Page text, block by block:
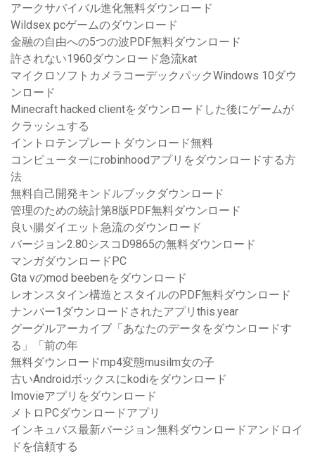
アークサバイバル進化無料ダウンロード
Wildsex pcゲームのダウンロード
金融の自由への5つの波PDF無料ダウンロード
許されない1960ダウンロード急流kat
マイクロソフトカメラコーデックパックWindows 10ダウ
ンロード
Minecraft hacked clientをダウンロードした後にゲームが
クラッシュする
イントロテンプレートダウンロード無料
コンピューターにrobinhoodアプリをダウンロードする方
法
無料自己開発キンドルブックダウンロード
管理のための統計第8版PDF無料ダウンロード
良い腸ダイエット急流のダウンロード
バージョン2.80シスコD9865の無料ダウンロード
マンガダウンロードPC
Gta vのmod beebenをダウンロード
レオンスタイン構造とスタイルのPDF無料ダウンロード
ナンバー1ダウンロードされたアプリthis.year
グーグルアーカイブ「あなたのデータをダウンロードす
る」「前の年
無料ダウンロードmp4変態musilm女の子
古いAndroidボックスにkodiをダウンロード
Imovieアプリをダウンロード
メトロPCダウンロードアプリ
インキュバス最新バージョン無料ダウンロードアンドロイ
ドを信頼する